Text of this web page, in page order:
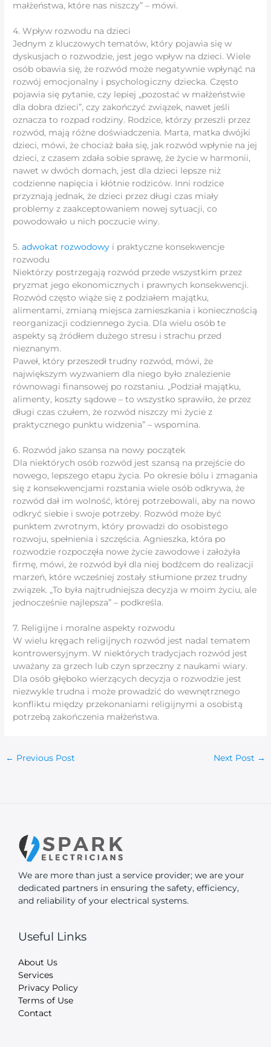
małżeństwa, które nas niszczy” – mówi.
4. Wpływ rozwodu na dzieci
Jednym z kluczowych tematów, który pojawia się w
dyskusjach o rozwodzie, jest jego wpływ na dzieci. Wiele
osób obawia się, że rozwód może negatywnie wpłynąć na
rozwój emocjonalny i psychologiczny dziecka. Często
pojawia się pytanie, czy lepiej „pozostać w małżeństwie
dla dobra dzieci”, czy zakończyć związek, nawet jeśli
oznacza to rozpad rodziny. Rodzice, którzy przeszli przez
rozwód, mają różne doświadczenia. Marta, matka dwójki
dzieci, mówi, że chociaż bała się, jak rozwód wpłynie na jej
dzieci, z czasem zdała sobie sprawę, że życie w harmonii,
nawet w dwóch domach, jest dla dzieci lepsze niż
codzienne napięcia i kłótnie rodziców. Inni rodzice
przyznają jednak, że dzieci przez długi czas miały
problemy z zaakceptowaniem nowej sytuacji, co
powodowało u nich poczucie winy.
5.adwokat rozwodowy i praktyczne konsekwencje
rozwodu
Niektórzy postrzegają rozwód przede wszystkim przez
pryzmat jego ekonomicznych i prawnych konsekwencji.
Rozwód często wiąże się z podziałem majątku,
alimentami, zmianą miejsca zamieszkania i koniecznością
reorganizacji codziennego życia. Dla wielu osób te
aspekty są źródłem dużego stresu i strachu przed
nieznanym.
Paweł, który przeszedł trudny rozwód, mówi, że
największym wyzwaniem dla niego było znalezienie
równowagi finansowej po rozstaniu. „Podział majątku,
alimenty, koszty sądowe – to wszystko sprawiło, że przez
długi czas czułem, że rozwód niszczy mi życie z
praktycznego punktu widzenia” – wspomina.
6. Rozwód jako szansa na nowy początek
Dla niektórych osób rozwód jest szansą na przejście do
nowego, lepszego etapu życia. Po okresie bólu i zmagania
się z konsekwencjami rozstania wiele osób odkrywa, że ​​
rozwód dał im wolność, której potrzebowali, aby na nowo
odkryć siebie i swoje potrzeby. Rozwód może być
punktem zwrotnym, który prowadzi do osobistego
rozwoju, spełnienia i szczęścia. Agnieszka, która po
rozwodzie rozpoczęła nowe życie zawodowe i założyła
firmę, mówi, że rozwód był dla niej bodźcem do realizacji
marzeń, które wcześniej zostały stłumione przez trudny
związek. „To była najtrudniejsza decyzja w moim życiu, ale
jednocześnie najlepsza” – podkreśla.
7. Religijne i moralne aspekty rozwodu
W wielu kręgach religijnych rozwód jest nadal tematem
kontrowersyjnym. W niektórych tradycjach rozwód jest
uważany za grzech lub czyn sprzeczny z naukami wiary.
Dla osób głęboko wierzących decyzja o rozwodzie jest
niezwykle trudna i może prowadzić do wewnętrznego
konfliktu między przekonaniami religijnymi a osobistą
potrzebą zakończenia małżeństwa.
← Previous Post Next Post →
We are more than just a service provider; we are your
dedicated partners in ensuring the safety, efficiency,
and reliability of your electrical systems.
Useful Links
About Us
Services
Privacy Policy
Terms of Use
Contact